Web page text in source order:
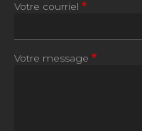
Votre courriel
Votre message